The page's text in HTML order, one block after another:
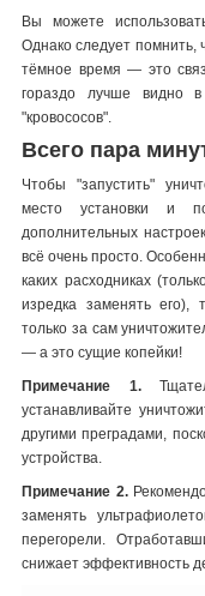
Вы можете
Однако следует
тёмное время — это
гораздо лучше видно
"кровососов".
Всего пара
Чтобы "запустить"
место установки и
дополнительных
всё очень просто.
каких расходниках
изредка заменять его),
только за сам
— а это сущие копейки!
Примечание 1.
устанавливайте
другими преградами,
устройства.
Примечание 2.
заменять
перегорели.
снижает эффективность